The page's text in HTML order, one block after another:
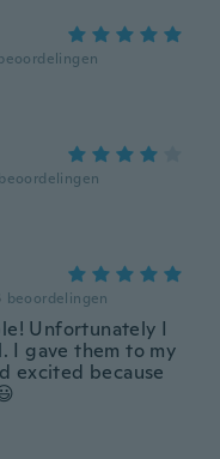
beoordelingen
beoordelingen
Unfortunately I
I gave them to my
excited because